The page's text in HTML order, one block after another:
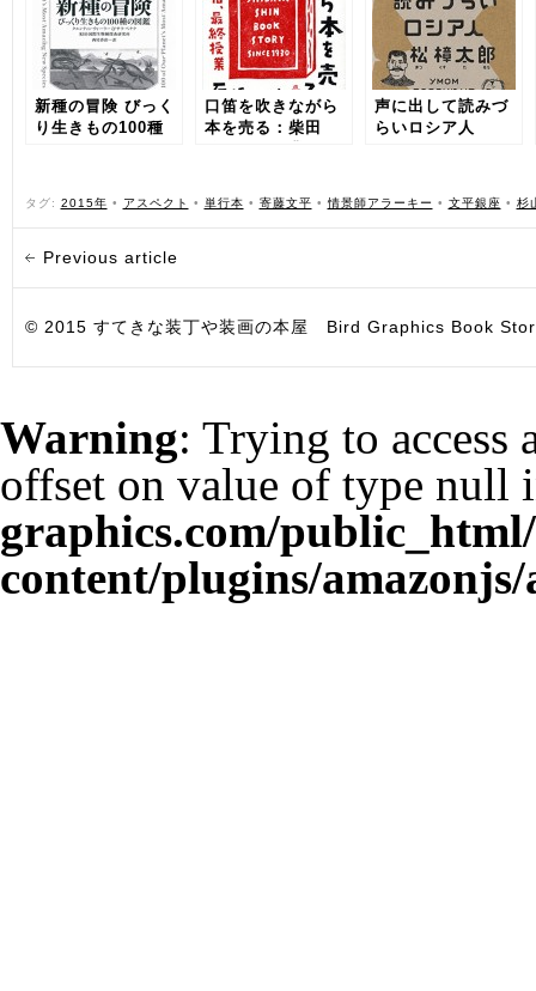
新種の冒険 びっく
り生きもの100種
口笛を吹きながら
本を売る：柴田
声に出して読みづ
らいロシア人
タグ: 2015年 • アスペクト • 単行本 • 寄藤文平 • 情景師アラーキー • 文平銀座 • 杉
Previous article
© 2015 すてきな装丁や装画の本屋 Bird Graphics Book
Warning: Trying to access
offset on value of type null
graphics.com/
content/plugins/